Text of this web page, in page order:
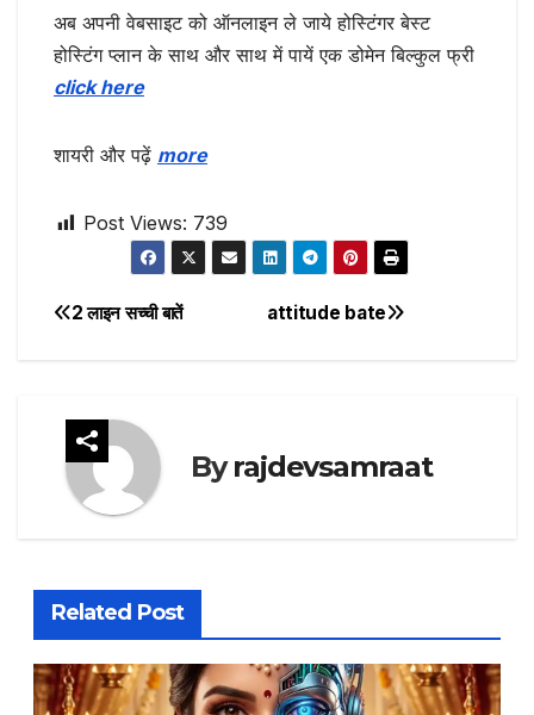
अब अपनी वेबसाइट को ऑनलाइन ले जाये होस्टिंगर बेस्ट
होस्टिंग प्लान के साथ और साथ में पायें एक डोमेन बिल्कुल फ्री
click here
शायरी और पढ़ें more
Post Views: 739
Post
attitude bate
2 लाइन सच्ची बातें
Byrajdevsamraat
Related Post